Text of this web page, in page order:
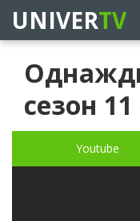
UNIVERTV
сезон
Youtube